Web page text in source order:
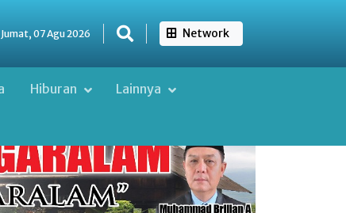
Jumat, 07 Agu 2026 Network
Hiburan Lainnya